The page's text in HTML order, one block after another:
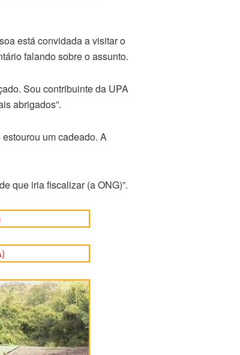
está convidada a visitar o
falando sobre o assunto.
Sou contribuinte da UPA
abrigados”.
um cadeado. A
que iria fiscalizar (a ONG)”.